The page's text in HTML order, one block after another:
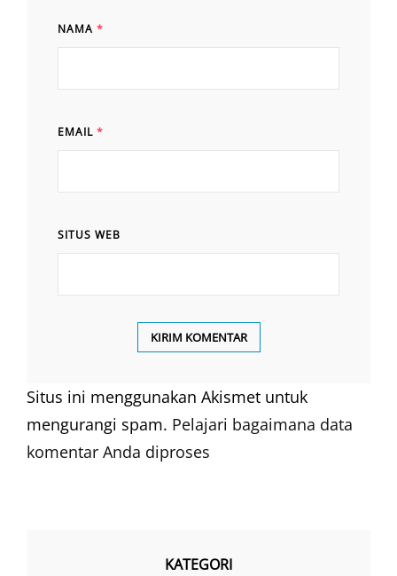
NAMA *
EMAIL *
SITUS WEB
Situs ini menggunakan Akismet untuk
mengurangi spam. Pelajari bagaimana data
komentar Anda diproses
KATEGORI